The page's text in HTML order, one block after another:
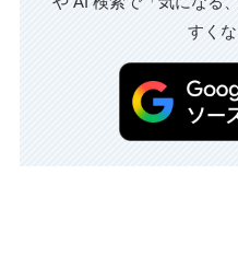
すくな